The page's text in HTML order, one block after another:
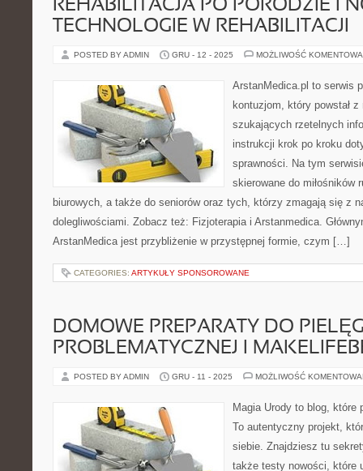
REHABILITACJA PO PORODZIE I
TECHNOLOGIE W REHABILITACJI
POSTED BY ADMIN GRU - 12 - 2025 MOŻLIWOŚĆ
ArstanMedica.pl to serwis
kontuzjom, który powstał
szukających rzetelnych
instrukcji krok po kroku
sprawności. Na tym
skierowane do miłośników
biurowych, a także do seniorów oraz tych, którzy zmagają się z
dolegliwościami. Zobacz też: Fizjoterapia i Arstanmedica.
ArstanMedica jest przybliżenie w przystępnej formie, czym […]
CATEGORIES: ARTYKUŁY SPONSOROWANE
DOMOWE PREPARATY DO
PROBLEMATYCZNEJ I
POSTED BY ADMIN GRU - 11 - 2025 MOŻLIWOŚĆ
Magia Urody to blog, które
To autentyczny projekt,
siebie. Znajdziesz tu
także testy nowości, które